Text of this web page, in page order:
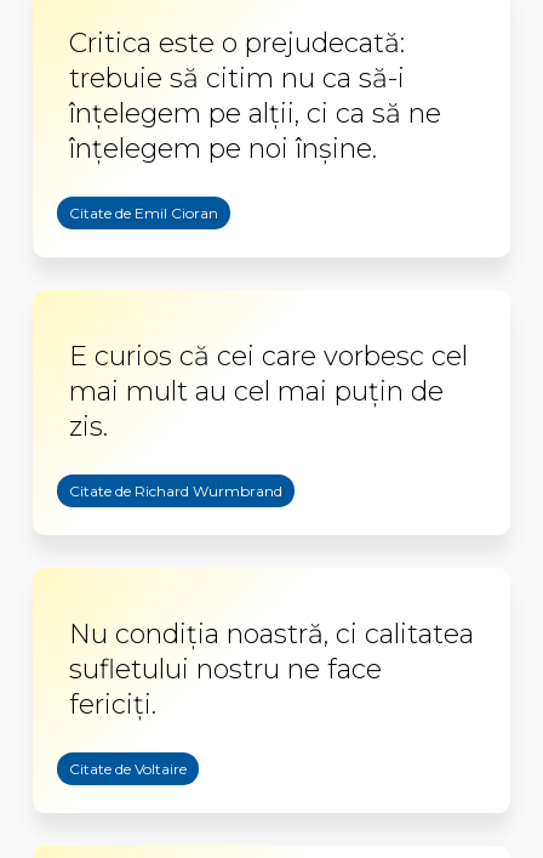
Critica este o prejudecată:
trebuie să citim nu ca să-i
înţelegem pe alţii, ci ca să ne
înţelegem pe noi înşine.
Citate de Emil Cioran
E curios că cei care vorbesc cel
mai mult au cel mai puţin de
zis.
Citate de Richard Wurmbrand
Nu condiția noastră, ci calitatea
sufletului nostru ne face
fericiți.
Citate de Voltaire